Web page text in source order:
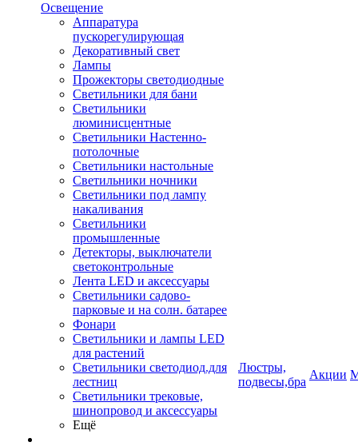
Освещение
Аппаратура
пускорегулирующая
Декоративный свет
Лампы
Прожекторы светодиодные
Светильники для бани
Светильники
люминисцентные
Светильники Настенно-
потолочные
Светильники настольные
Светильники ночники
Светильники под лампу
накаливания
Светильники
промышленные
Детекторы, выключатели
светоконтрольные
Лента LED и аксессуары
Светильники садово-
парковые и на солн. батарее
Фонари
Светильники и лампы LED
для растений
Светильники светодиод.для
лестниц
Светильники трековые,
шинопровод и аксессуары
Ещё
Люстры,
подвесы,бра
Акции